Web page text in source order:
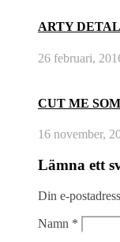
ARTY
26 februari,
CUT ME
16 november,
Lämna ett
Din e-
Namn *